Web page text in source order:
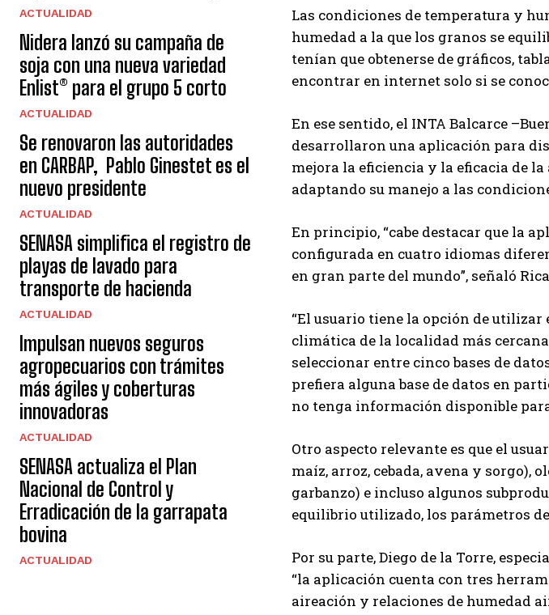
Suscribite al
QUIERO
Leí y acepto laPolítica de
ACTUALIDAD
Nidera lanzó su campaña de
soja con una nueva variedad
Enlist® para el grupo 5 corto
ACTUALIDAD
Se renovaron las autoridades
en CARBAP, Pablo Ginestet es el
nuevo presidente
ACTUALIDAD
SENASA simplifica el registro de
playas de lavado para
transporte de hacienda
ACTUALIDAD
Impulsan nuevos seguros
agropecuarios con trámites
más ágiles y coberturas
innovadoras
ACTUALIDAD
SENASA actualiza el Plan
Nacional de Control y
Erradicación de la garrapata
bovina
ACTUALIDAD
Las condiciones de temperatura y
humedad a la que los granos se
tenían que obtenerse de gráficos,
encontrar en internet solo si se
En ese sentido, el INTA Balcarce
desarrollaron una aplicación para
mejora la eficiencia y la eficacia de
adaptando su manejo a las
En principio, “cabe destacar que la
configurada en cuatro idiomas
en gran parte del mundo”, señaló
“El usuario tiene la opción de
climática de la localidad más
seleccionar entre cinco bases de
prefiera alguna base de datos en
no tenga información disponible
Otro aspecto relevante es que el
maíz, arroz, cebada, avena y sorgo),
garbanzo) e incluso algunos
equilibrio utilizado, los parámetros
Por su parte, Diego de la Torre,
“la aplicación cuenta con tres
aireación y relaciones de humedad